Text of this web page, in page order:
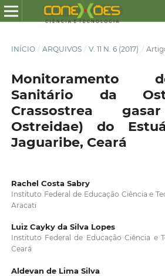
INÍCIO / ARQUIVOS / V. 11 N. 6 (2017) /
Monitoramento
Sanitário da
Crassostrea
Ostreidae) do
Jaguaribe, Ceará
Rachel Costa Sabry
Instituto Federal de Educação Ciência e
Aracati
Luiz Cayky da Silva Lopes
Instituto Federal de Educação Ciência e
Ceará
Aldevan de Lima Silva